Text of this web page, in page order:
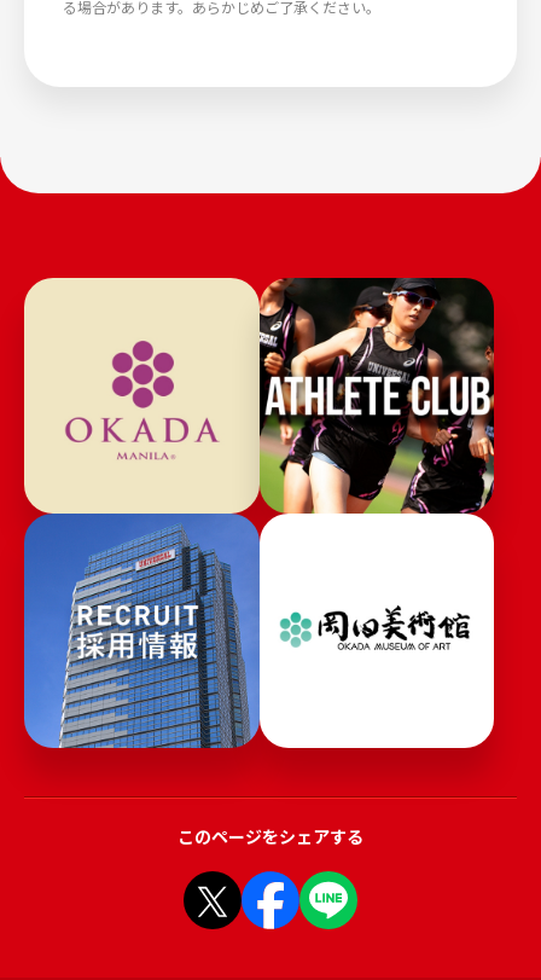
る場合があります。あらかじめご了承ください。
このページをシェアする